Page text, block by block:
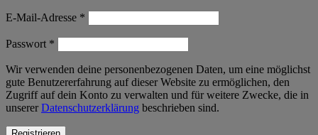
E-Mail-Adresse *
Passwort *
Wir verwenden deine personenbezogenen Daten, um eine möglichst
gute Benutzererfahrung auf dieser Website zu ermöglichen, den
Zugriff auf dein Konto zu verwalten und für weitere Zwecke, die in
unserer Datenschutzerklärung beschrieben sind.